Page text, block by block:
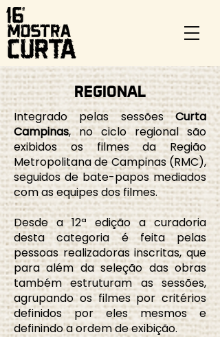
REGIONAL
Integrado pelas sessõesCurta
Campinas, no ciclo regional são
exibidos os filmes da Região
Metropolitana de Campinas (RMC),
seguidos de bate-papos mediados
com as equipes dos filmes.
Desde a 12ª edição a curadoria
desta categoria é feita pelas
pessoas realizadoras inscritas, que
para além da seleção das obras
também estruturam as sessões,
agrupando os filmes por critérios
definidos por eles mesmos e
definindo a ordem de exibição.